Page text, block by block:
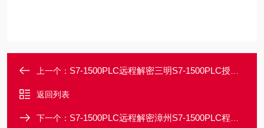
上一个： S7-1500PLC远程解密三明S7-1500PLC授权时间到期锁定密码破解
返回列表
下一个： S7-1500PLC远程解密漳州S7-1500PLC程序上载密码忘记破解方法